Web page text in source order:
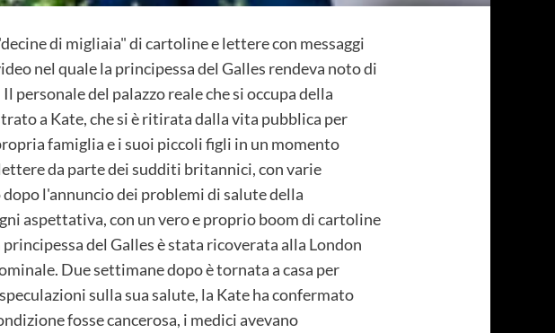
di migliaia" di cartoline e lettere con messaggi
nel quale la principessa del Galles rendeva noto di
del palazzo reale che si occupa della
a Kate, che si è ritirata dalla vita pubblica per
famiglia e i suoi piccoli figli in un momento
da parte dei sudditi britannici, con varie
dopo l'annuncio dei problemi di salute della
aspettativa, con un vero e proprio boom di cartoline
del Galles è stata ricoverata alla London
Due settimane dopo è tornata a casa per
sulla sua salute, la Kate ha confermato
fosse cancerosa, i medici avevano